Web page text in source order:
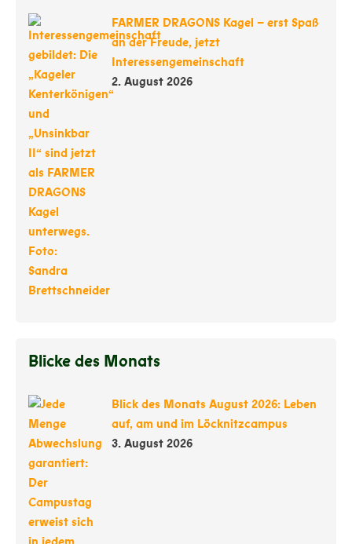
FARMER DRAGONS Kagel – erst Spaß
an der Freude, jetzt
Interessengemeinschaft
2. August 2026
Blicke des Monats
Blick des Monats August 2026: Leben
auf, am und im Löcknitzcampus
3. August 2026